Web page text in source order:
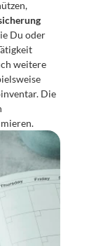
Du oder
weitere